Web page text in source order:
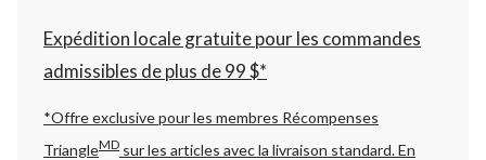
changer
Expédition locale gratuite pour les commandes
admissibles de plus de 99 $*
*Offre exclusive pour les membres Récompenses
TriangleMD sur les articles avec la livraison standard.En